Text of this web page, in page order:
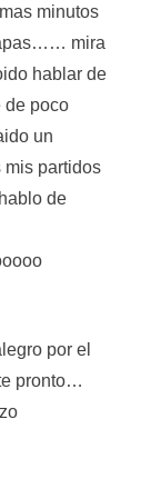
minutos
mira
hablar de
de poco
un
mis partidos
de
por el
pronto…